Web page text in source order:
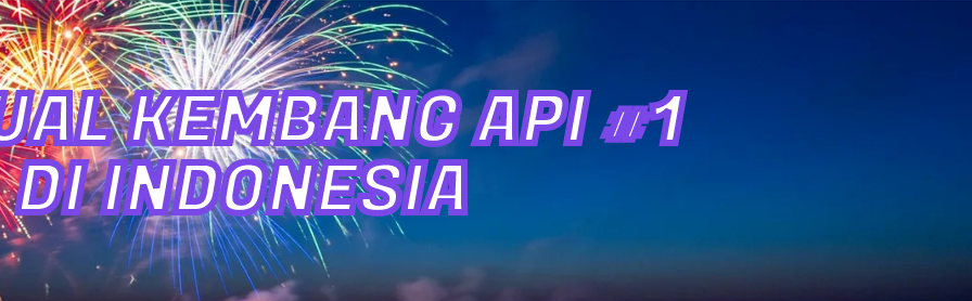
KEMBANG API #1
DI INDONESIA